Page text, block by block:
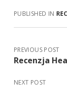
PUBLISHED IN
PREVIOUS POST
Recenzja
NEXT POST